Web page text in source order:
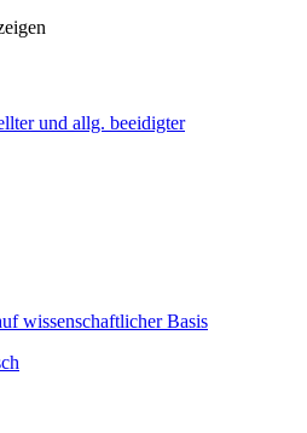
und allg. beeidigter
wissenschaftlicher Basis